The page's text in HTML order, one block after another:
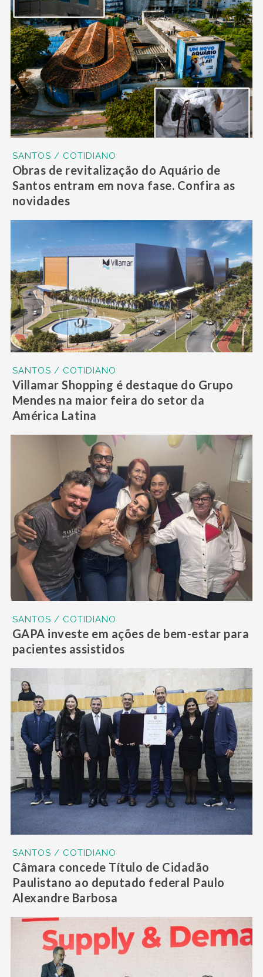
SANTOS / COTIDIANO
Obras de revitalização do Aquário de
Santos entram em nova fase. Confira as
novidades
SANTOS / COTIDIANO
Villamar Shopping é destaque do Grupo
Mendes na maior feira do setor da
América Latina
SANTOS / COTIDIANO
GAPA investe em ações de bem-estar para
pacientes assistidos
SANTOS / COTIDIANO
Câmara concede Título de Cidadão
Paulistano ao deputado federal Paulo
Alexandre Barbosa